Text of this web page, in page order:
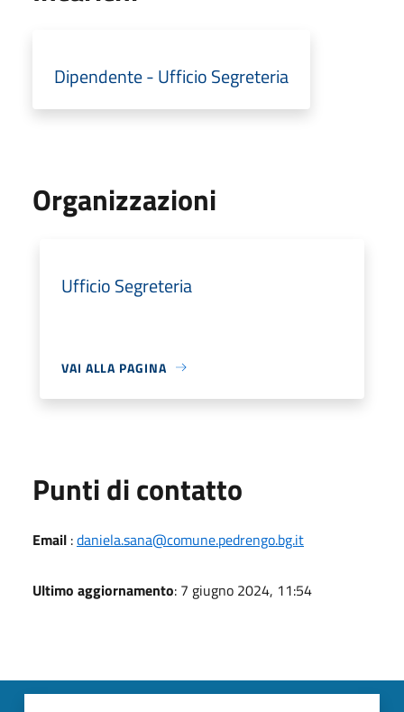
Dipendente - Ufficio Segreteria
Organizzazioni
Ufficio Segreteria
VAI ALLA PAGINA
Punti di contatto
Email :daniela.sana@comune.pedrengo.bg.it
Ultimo aggiornamento: 7 giugno 2024, 11:54